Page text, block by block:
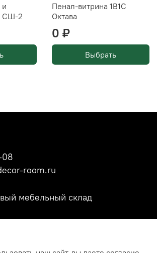
СШ-2
Пенал-витрина 1В1С
Октава
0 ₽
Выбрать
08
room.ru
мебельный склад